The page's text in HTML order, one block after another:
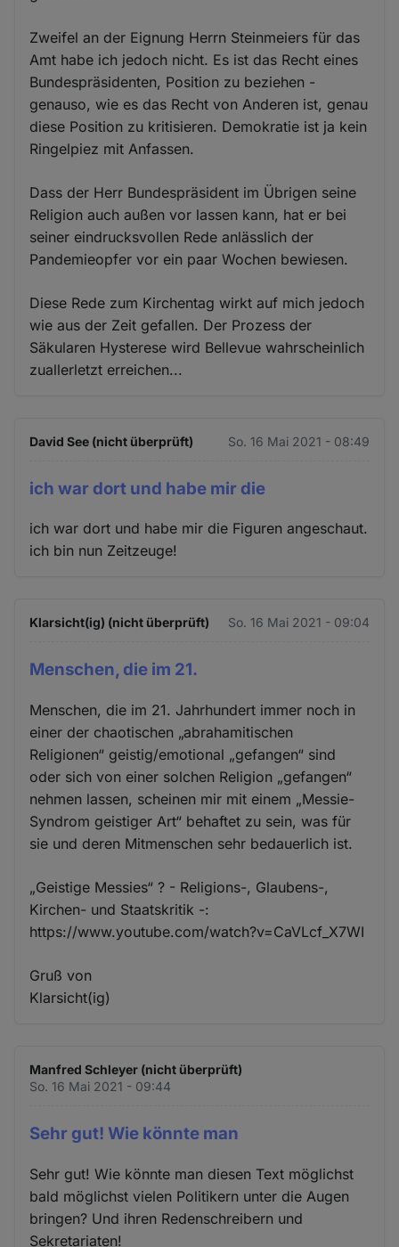
Zweifel an der Eignung Herrn Steinmeiers für das
Amt habe ich jedoch nicht. Es ist das Recht eines
Bundespräsidenten, Position zu beziehen -
genauso, wie es das Recht von Anderen ist, genau
diese Position zu kritisieren. Demokratie ist ja kein
Ringelpiez mit Anfassen.
Dass der Herr Bundespräsident im Übrigen seine
Religion auch außen vor lassen kann, hat er bei
seiner eindrucksvollen Rede anlässlich der
Pandemieopfer vor ein paar Wochen bewiesen.
Diese Rede zum Kirchentag wirkt auf mich jedoch
wie aus der Zeit gefallen. Der Prozess der
Säkularen Hysterese wird Bellevue wahrscheinlich
zuallerletzt erreichen...
David See (nicht überprüft) So. 16 Mai 2021 - 08:49
ich war dort und habe mir die
ich war dort und habe mir die Figuren angeschaut.
ich bin nun Zeitzeuge!
Klarsicht(ig) (nicht überprüft) So. 16 Mai 2021 - 09:04
Menschen, die im 21.
Menschen, die im 21. Jahrhundert immer noch in
einer der chaotischen „abrahamitischen
Religionen“ geistig/emotional „gefangen“ sind
oder sich von einer solchen Religion „gefangen“
nehmen lassen, scheinen mir mit einem „Messie-
Syndrom geistiger Art“ behaftet zu sein, was für
sie und deren Mitmenschen sehr bedauerlich ist.
„Geistige Messies“ ? - Religions-, Glaubens-,
Kirchen- und Staatskritik -:
https://www.youtube.com/watch?v=CaVLcf_X7WI
Gruß von
Klarsicht(ig)
Manfred Schleyer (nicht überprüft)
So. 16 Mai 2021 - 09:44
Sehr gut! Wie könnte man
Sehr gut! Wie könnte man diesen Text möglichst
bald möglichst vielen Politikern unter die Augen
bringen? Und ihren Redenschreibern und
Sekretariaten!